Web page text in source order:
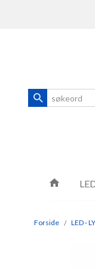
Produkter
Forside LED -